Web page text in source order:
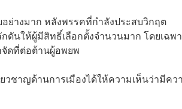
ย่างมาก หลังพรรคที่กำลังประสบวิกฤต
ดันให้ผู้มีสิทธิ์เลือกตั้งจำนวนมาก โดยเฉพ
ดที่ต่อต้านผู้อพยพ
วชาญด้านการเมืองได้ให้ความเห็นว่ามีคว